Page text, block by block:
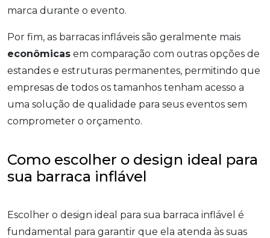
marca durante o evento.
Por fim, as barracas infláveis são geralmente mais
econômicas em comparação com outras opções de
estandes e estruturas permanentes, permitindo que
empresas de todos os tamanhos tenham acesso a
uma solução de qualidade para seus eventos sem
comprometer o orçamento.
Como escolher o design ideal para
sua barraca inflável
Escolher o design ideal para sua barraca inflável é
fundamental para garantir que ela atenda às suas